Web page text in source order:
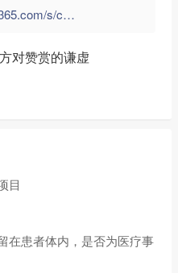
https://www.zhifa365.com/s/cgzH3bstkNev79uS">
对赞赏的谦虚
目
在患者体内，是否为医疗事